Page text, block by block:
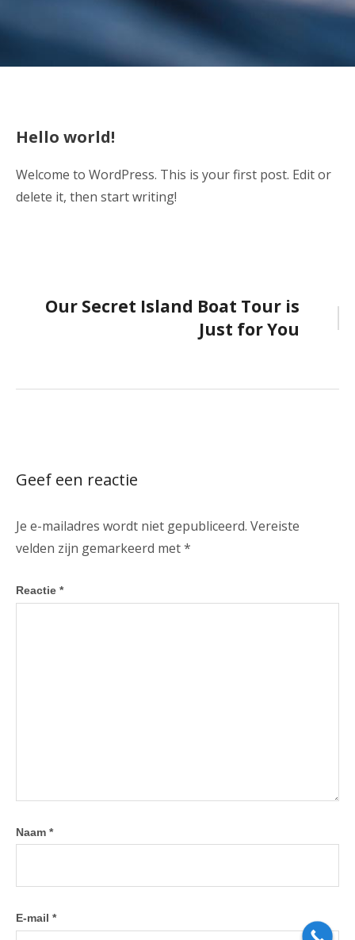
Hello world!
Welcome to WordPress. This is your first post. Edit or
delete it, then start writing!
Bericht
Our Secret Island Boat Tour is
Just for You
Geef een reactie
Je e-mailadres wordt niet gepubliceerd. Vereiste
velden zijn gemarkeerd met*
Reactie *
Naam *
E-mail *